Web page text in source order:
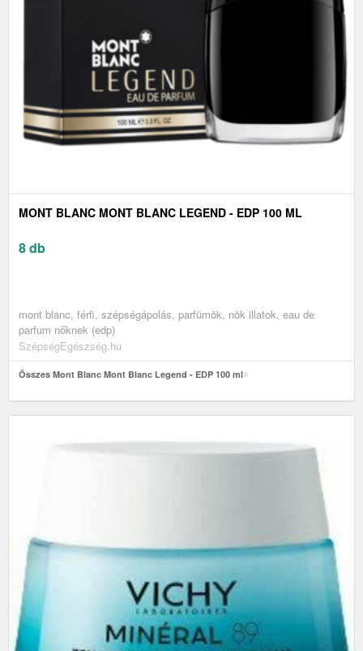
MONT BLANC MONT BLANC LEGEND - EDP 100 ML
8 db
mont blanc, férfi, szépségápolás, parfümök, nök illatok, eau de
parfum nőknek (edp)
SzépségEgészség.hu
Összes Mont Blanc Mont Blanc Legend - EDP 100 ml